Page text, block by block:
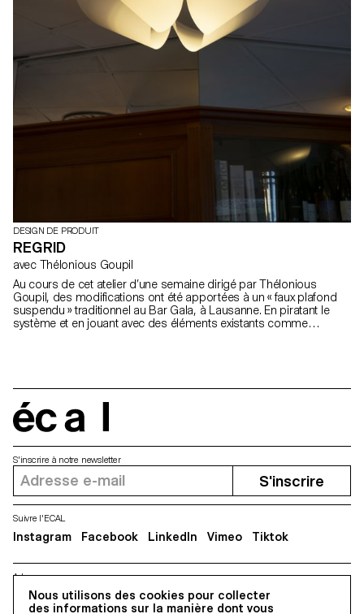
DESIGN DE PRODUIT
REGRID
avec Thélonious Goupil
Au cours de cet atelier d’une semaine dirigé par Thélonious
Goupil, des modifications ont été apportées à un « faux plafond
suspendu » traditionnel au Bar Gala, à Lausanne. En piratant le
système et en jouant avec des éléments existants comme
Nous utilisons des cookies pour collecter
des informations sur la manière dont vous
Adresse
5, avenue du Temple, CH-1020 Renens
S'inscrire à notre newsletter
S'inscrire
Suivre l'ECAL
Instagram Facebook LinkedIn Vimeo Tiktok